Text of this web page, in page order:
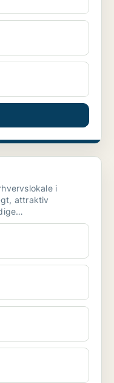
i
attraktiv